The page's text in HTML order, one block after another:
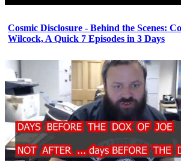
Cosmic Disclosure - Behind the Scenes:
Wilcock, A Quick 7 Episodes in 3 Days